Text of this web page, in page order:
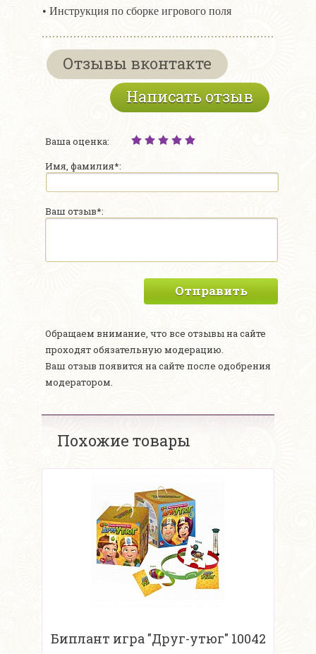
• Инструкция по сборке игрового поля
Отзывы вконтакте
Написать отзыв
Ваша оценка:
Имя, фамилия*:
Ваш отзыв*:
Отправить
Обращаем внимание, что все отзывы на сайте
проходят обязательную модерацию.
Ваш отзыв появится на сайте после одобрения
модератором.
Похожие товары
Биплант игра "Друг-утюг" 10042